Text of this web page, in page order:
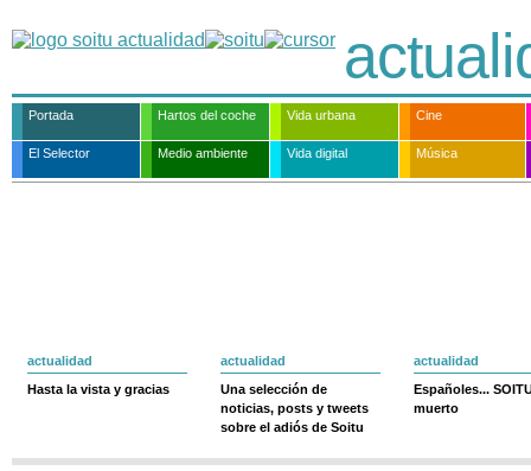
Portada Hartos del coche Vida urbana Cine
El Selector Medio ambiente Vida digital Música
actualidad
Hasta la vista y gracias
actualidad
Una selección de
noticias, posts y tweets
sobre el adiós de Soitu
actualidad
Españoles...
muerto